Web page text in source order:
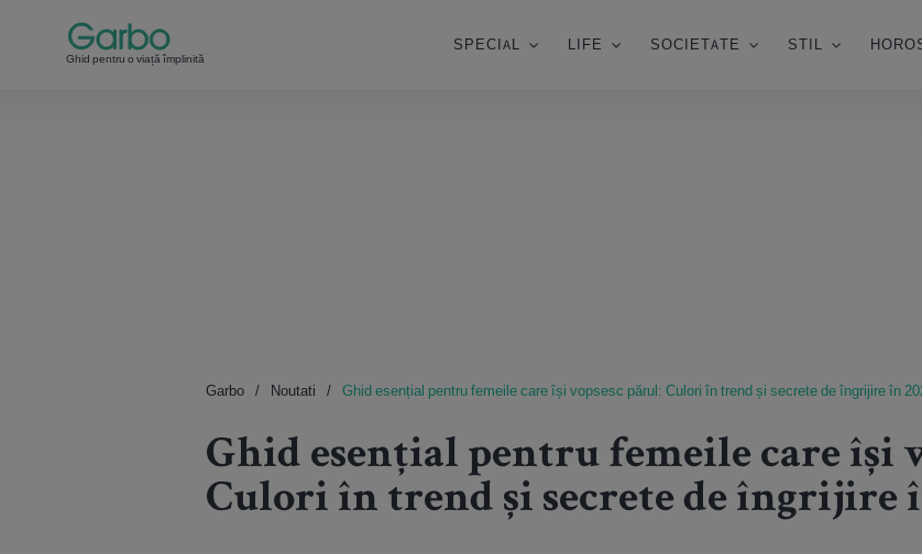
Ghid pentru o viață împlinită
SPECIAL LIFE SOCIETATE STIL
Garbo Noutati Ghid esențial pentru femeile care își vopsesc părul: Culori în trend și secrete de îngrijire în
Ghid esențial pentru femeile care își
Culori în trend și secrete de îngrijire